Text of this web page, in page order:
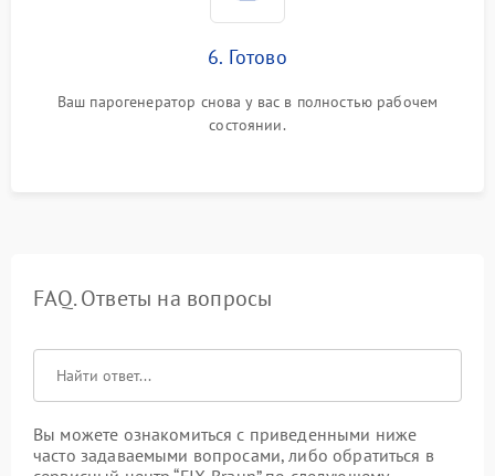
6. Готово
Ваш парогенератор снова у вас в полностью рабочем
состоянии.
FAQ. Ответы на вопросы
Вы можете ознакомиться с приведенными ниже
часто задаваемыми вопросами, либо обратиться в